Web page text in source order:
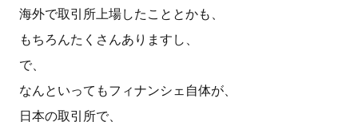
海外で取引所上場したこととかも、
もちろんたくさんありますし、
で、
なんといってもフィナンシェ自体が、
日本の取引所で、